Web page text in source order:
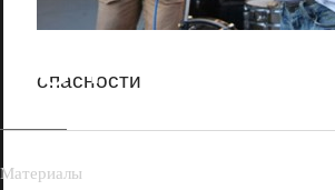
опасности
18+
Материалы